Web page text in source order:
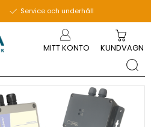
Service och underhåll
MITT KONTO KUNDVAGN